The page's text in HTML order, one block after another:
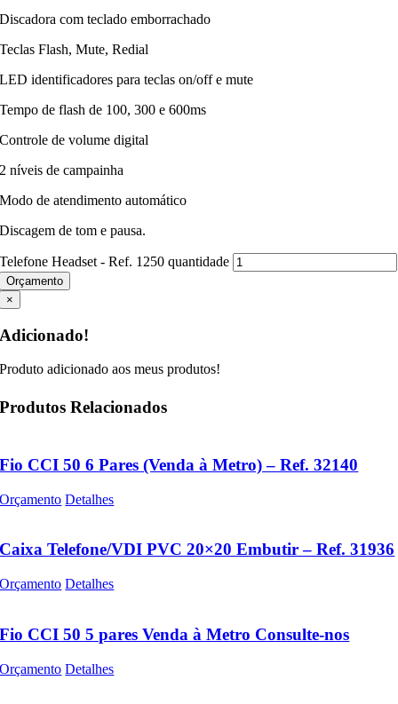
Discadora com teclado emborrachado
Teclas Flash, Mute, Redial
LED identificadores para teclas on/off e mute
Tempo de flash de 100, 300 e 600ms
Controle de volume digital
2 níveis de campainha
Modo de atendimento automático
Discagem de tom e pausa.
Telefone Headset - Ref. 1250 quantidade
Orçamento
×
Adicionado!
Produto adicionado aos meus produtos!
Produtos Relacionados
Fio CCI 50 6 Pares (Venda à Metro) – Ref. 32140
Orçamento Detalhes
Caixa Telefone/VDI PVC 20×20 Embutir – Ref. 31936
Orçamento Detalhes
Fio CCI 50 5 pares Venda à Metro Consulte-nos
Orçamento Detalhes